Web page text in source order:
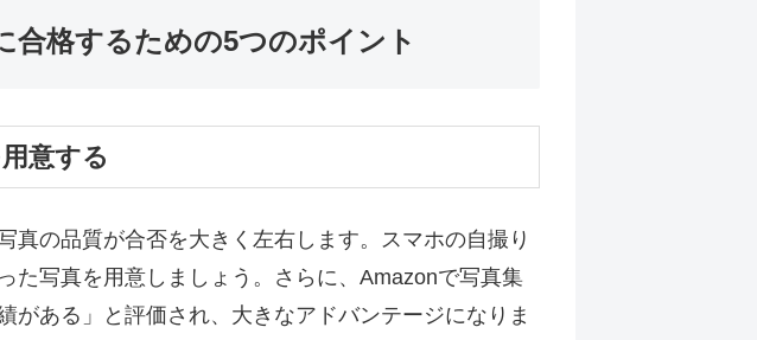
合格するための5つのポイント
意する
真の品質が合否を大きく左右します。スマホの自撮り
た写真を用意しましょう。さらに、Amazonで写真集
がある」と評価され、大きなアドバンテージになりま